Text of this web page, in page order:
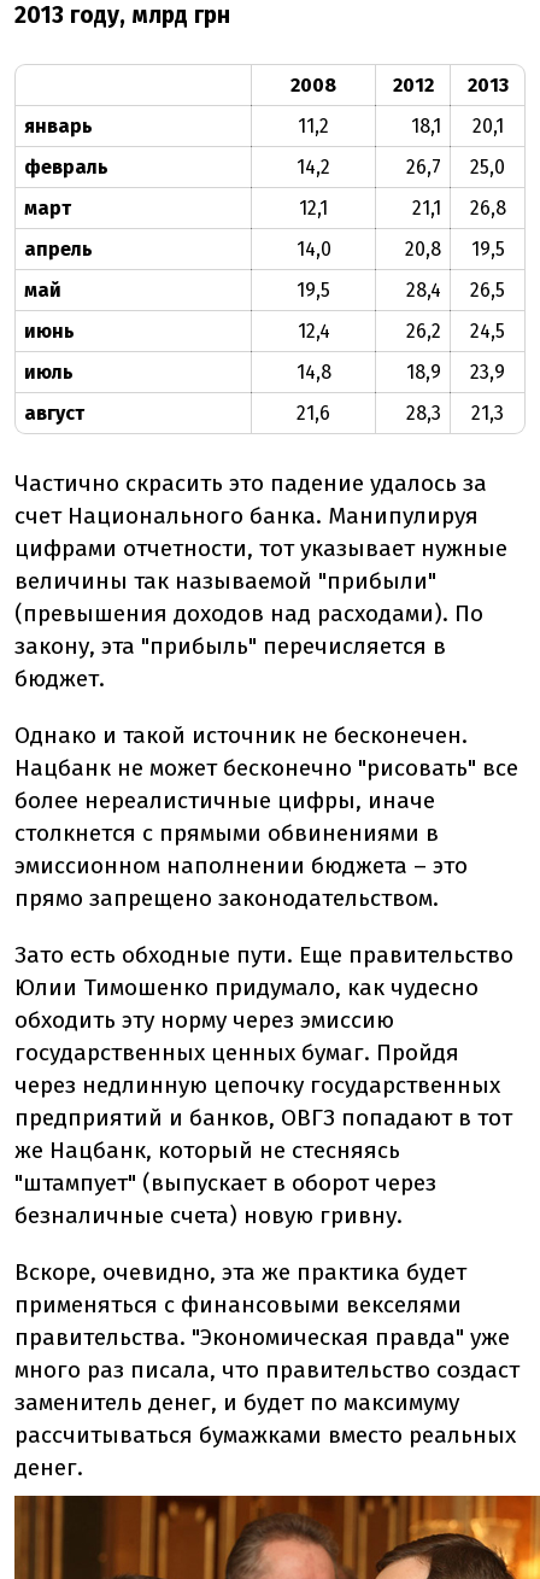
2013 году, млрд грн
2008 2012
2013
январь
11,2 18,1
20,1
февраль
14,2 26,7
25,0
март
12,1 21,1
26,8
апрель
14,0 20,8
19,5
май
19,5 28,4
26,5
июнь
12,4 26,2
24,5
июль
14,8 18,9
23,9
август
21,6 28,3 21,3
Частично скрасить это падение удалось за
счет Национального банка. Манипулируя
цифрами отчетности, тот указывает нужные
величины так называемой "прибыли"
(превышения доходов над расходами). По
закону, эта "прибыль" перечисляется в
бюджет.
Однако и такой источник не бесконечен.
Нацбанк не может бесконечно "рисовать" все
более нереалистичные цифры, иначе
столкнется с прямыми обвинениями в
эмиссионном наполнении бюджета – это
прямо запрещено законодательством.
Зато есть обходные пути. Еще правительство
Юлии Тимошенко придумало, как чудесно
обходить эту норму через эмиссию
государственных ценных бумаг. Пройдя
через недлинную цепочку государственных
предприятий и банков, ОВГЗ попадают в тот
же Нацбанк, который не стесняясь
"штампует" (выпускает в оборот через
безналичные счета) новую гривну.
Вскоре, очевидно, эта же практика будет
применяться с финансовыми векселями
правительства. "Экономическая правда" уже
много раз писала, что правительство создаст
заменитель денег, и будет по максимуму
рассчитываться бумажками вместо реальных
денег.